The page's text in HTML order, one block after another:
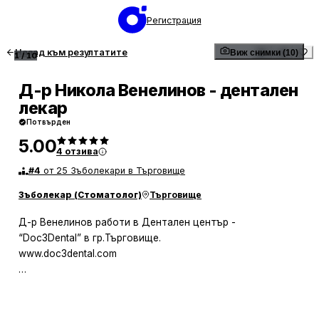
Регистрация
Назад към резултатите
1/10 Виж снимки (10)
Д-р Никола Венелинов - дентален
лекар
Потвърден
5.004 отзива
#4 от 25 Зъболекари в Търговище
Зъболекар (Стоматолог) Търговище
Д-р Венелинов работи в Дентален център -
“Doc3Dental” в гр.Търговище.
www.doc3dental.com